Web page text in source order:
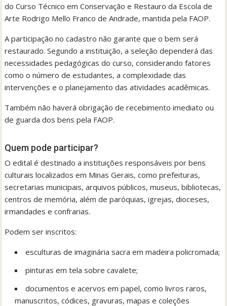
do Curso Técnico em Conservação e Restauro da Escola de
Arte Rodrigo Mello Franco de Andrade, mantida pela FAOP.
A participação no cadastro não garante que o bem será
restaurado. Segundo a instituição, a seleção dependerá das
necessidades pedagógicas do curso, considerando fatores
como o número de estudantes, a complexidade das
intervenções e o planejamento das atividades acadêmicas.
Também não haverá obrigação de recebimento imediato ou
de guarda dos bens pela FAOP.
Quem pode participar?
O edital é destinado a instituições responsáveis por bens
culturais localizados em Minas Gerais, como prefeituras,
secretarias municipais, arquivos públicos, museus, bibliotecas,
centros de memória, além de paróquias, igrejas, dioceses,
irmandades e confrarias.
Podem ser inscritos:
esculturas de imaginária sacra em madeira policromada;
pinturas em tela sobre cavalete;
documentos e acervos em papel, como livros raros,
manuscritos, códices, gravuras, mapas e coleções